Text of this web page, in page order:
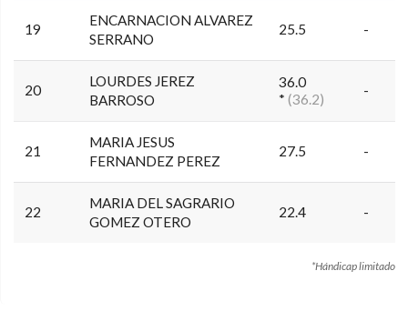
19
ENCARNACION ALVAREZ
SERRANO
25.5 -
20
LOURDES JEREZ
BARROSO
36.0
*(36.2)
-
21
MARIA JESUS
FERNANDEZ PEREZ
27.5 -
22
MARIA DEL SAGRARIO
GOMEZ OTERO
22.4 -
*Hándicap limitado